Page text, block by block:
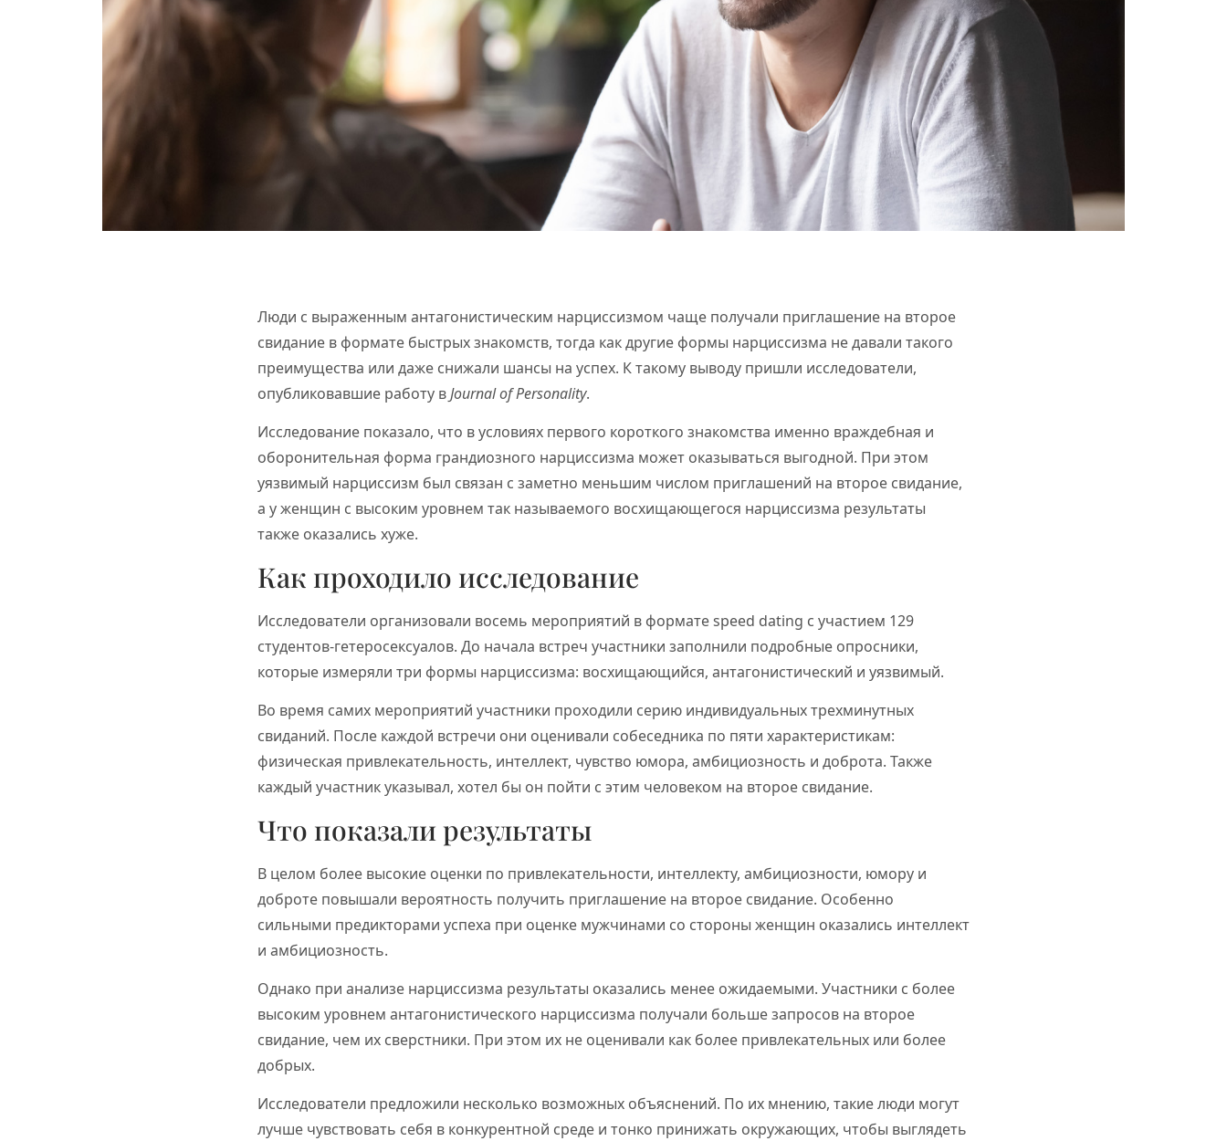
Люди с выраженным антагонистическим нарциссизмом чаще получали приглашение на второе
свидание в формате быстрых знакомств, тогда как другие формы нарциссизма не давали такого
преимущества или даже снижали шансы на успех. К такому выводу пришли исследователи,
опубликовавшие работу вJournal of Personality.
Исследование показало, что в условиях первого короткого знакомства именно враждебная и
оборонительная форма грандиозного нарциссизма может оказываться выгодной. При этом
уязвимый нарциссизм был связан с заметно меньшим числом приглашений на второе свидание,
а у женщин с высоким уровнем так называемого восхищающегося нарциссизма результаты
также оказались хуже.
Как проходило исследование
Исследователи организовали восемь мероприятий в формате speed dating с участием 129
студентов-гетеросексуалов. До начала встреч участники заполнили подробные опросники,
которые измеряли три формы нарциссизма: восхищающийся, антагонистический и уязвимый.
Во время самих мероприятий участники проходили серию индивидуальных трехминутных
свиданий. После каждой встречи они оценивали собеседника по пяти характеристикам:
физическая привлекательность, интеллект, чувство юмора, амбициозность и доброта. Также
каждый участник указывал, хотел бы он пойти с этим человеком на второе свидание.
Что показали результаты
В целом более высокие оценки по привлекательности, интеллекту, амбициозности, юмору и
доброте повышали вероятность получить приглашение на второе свидание. Особенно
сильными предикторами успеха при оценке мужчинами со стороны женщин оказались интеллект
и амбициозность.
Однако при анализе нарциссизма результаты оказались менее ожидаемыми. Участники с более
высоким уровнем антагонистического нарциссизма получали больше запросов на второе
свидание, чем их сверстники. При этом их не оценивали как более привлекательных или более
добрых.
Исследователи предложили несколько возможных объяснений. По их мнению, такие люди могут
лучше чувствовать себя в конкурентной среде и тонко принижать окружающих, чтобы выглядеть